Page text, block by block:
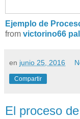
Ejemplo de
from victorino66
en junio 25, 2016
Compartir
El proceso